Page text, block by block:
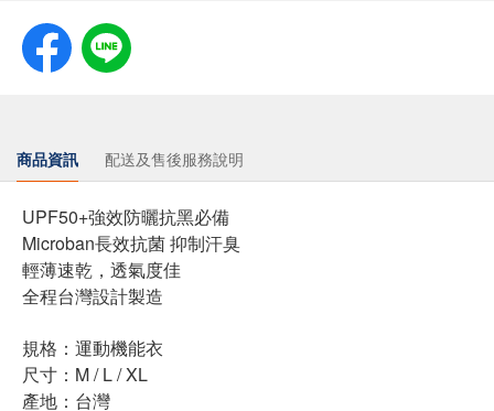
商品資訊 配送及售後服務說明
UPF50+強效防曬抗黑必備
Microban長效抗菌 抑制汗臭
輕薄速乾，透氣度佳
全程台灣設計製造
規格：運動機能衣
尺寸：M / L / XL
產地：台灣